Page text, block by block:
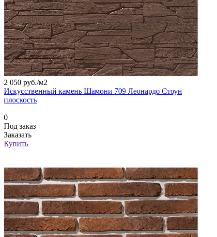
2 050 руб./м2
Искусственный камень Шамони 709 Леонардо Стоун
плоскость
0
Под заказ
Заказать
Купить